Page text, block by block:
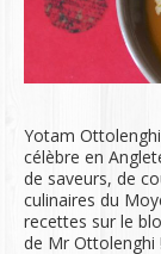
Yotam
célèbre en
de saveurs, de
culinaires du
recettes sur le
de Mr Ottolenghi